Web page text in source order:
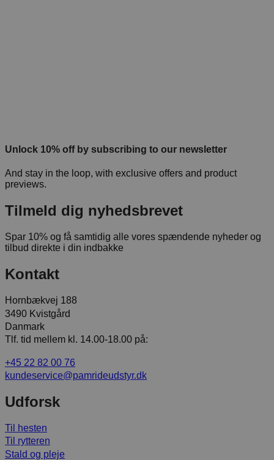
Unlock 10% off by subscribing to our newsletter
And stay in the loop, with exclusive offers and product
previews.
Tilmeld dig nyhedsbrevet
Spar 10% og få samtidig alle vores spændende nyheder og
tilbud direkte i din indbakke
Kontakt
Hornbækvej 188
3490 Kvistgård
Danmark
Tlf. tid mellem kl. 14.00-18.00 på:
+45 22 82 00 76
kundeservice@pamrideudstyr.dk
Udforsk
Til hesten
Til rytteren
Stald og pleje